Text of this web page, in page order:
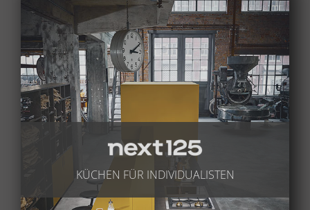
KÜCHEN FÜR INDIVIDUALISTEN